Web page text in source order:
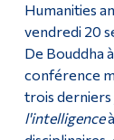
Humanities
vendredi 20
De Bouddha
conférence
trois
l'intelligence